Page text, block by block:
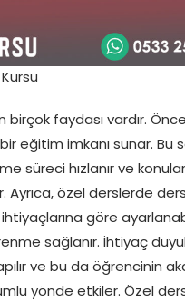
Kursu
birçok faydası vardır.
eğitim imkanı sunar. Bu
süreci hızlanır ve
Ayrıca, özel derslerde
göre
sağlanır. İhtiyaç
ve bu da öğrencinin
yönde etkiler. Özel